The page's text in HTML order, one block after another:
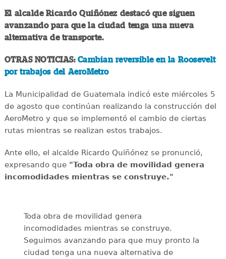
El alcalde Ricardo Quiñónez destacó que siguen
avanzando para que la ciudad tenga una nueva
alternativa de transporte.
OTRAS NOTICIAS: Cambian reversible en la Roosevelt
por trabajos del AeroMetro
La Municipalidad de Guatemala indicó este miércoles 5
de agosto que continúan realizando la construcción del
AeroMetro y que se implementó el cambio de ciertas
rutas mientras se realizan estos trabajos.
Ante ello, el alcalde Ricardo Quiñónez se pronunció,
expresando que"Toda obra de movilidad genera
incomodidades mientras se construye."
Toda obra de movilidad genera
incomodidades mientras se construye.
Seguimos avanzando para que muy pronto la
ciudad tenga una nueva alternativa de